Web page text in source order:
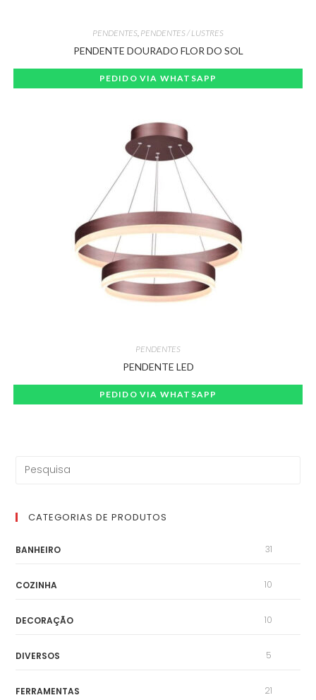
PENDENTES PENDENTES / LUSTRES
PENDENTE DOURADO FLOR DO SOL
PEDIDO VIA WHATSAPP
PENDENTES
PENDENTE LED
PEDIDO VIA WHATSAPP
CATEGORIAS DE PRODUTOS
BANHEIRO 31
COZINHA 10
DECORAÇÃO 10
DIVERSOS 5
FERRAMENTAS 21